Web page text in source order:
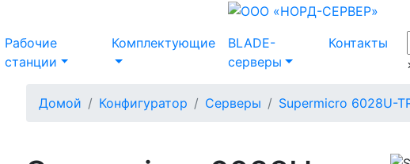
Рабочие
станции
Комплектующие
BLADE-
серверы
Контакты
Домой Конфигуратор Серверы Supermicro 6028U-